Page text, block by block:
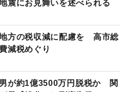
震にお見舞いを述べられる
方の税収減に配慮を 高市総
減税めぐり
が約1億3500万円脱税か 関